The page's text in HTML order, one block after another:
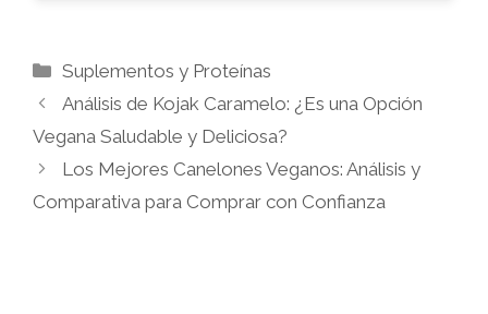
Categorías
Suplementos y Proteínas
Análisis de Kojak Caramelo: ¿Es una Opción
Vegana Saludable y Deliciosa?
Los Mejores Canelones Veganos: Análisis y
Comparativa para Comprar con Confianza